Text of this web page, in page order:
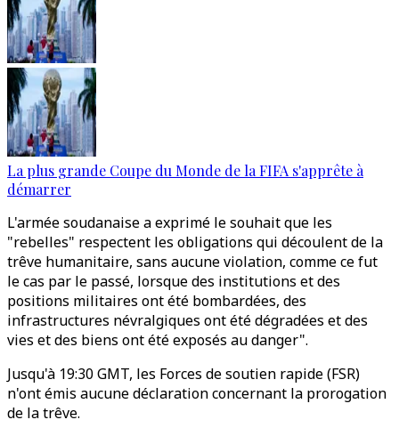
La plus grande Coupe du Monde de la FIFA s'apprête à
démarrer
L'armée soudanaise a exprimé le souhait que les
"rebelles" respectent les obligations qui découlent de la
trêve humanitaire, sans aucune violation, comme ce fut
le cas par le passé, lorsque des institutions et des
positions militaires ont été bombardées, des
infrastructures névralgiques ont été dégradées et des
vies et des biens ont été exposés au danger".
Jusqu'à 19:30 GMT, les Forces de soutien rapide (FSR)
n'ont émis aucune déclaration concernant la prorogation
de la trêve.